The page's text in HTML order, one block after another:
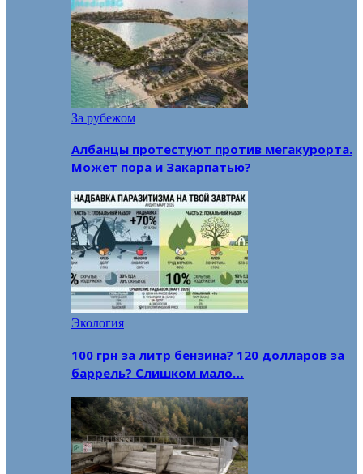
За рубежом
Албанцы протестуют против мегакурорта.
Может пора и Закарпатью?
Экология
100 грн за литр бензина? 120 долларов за
баррель? Слишком мало…